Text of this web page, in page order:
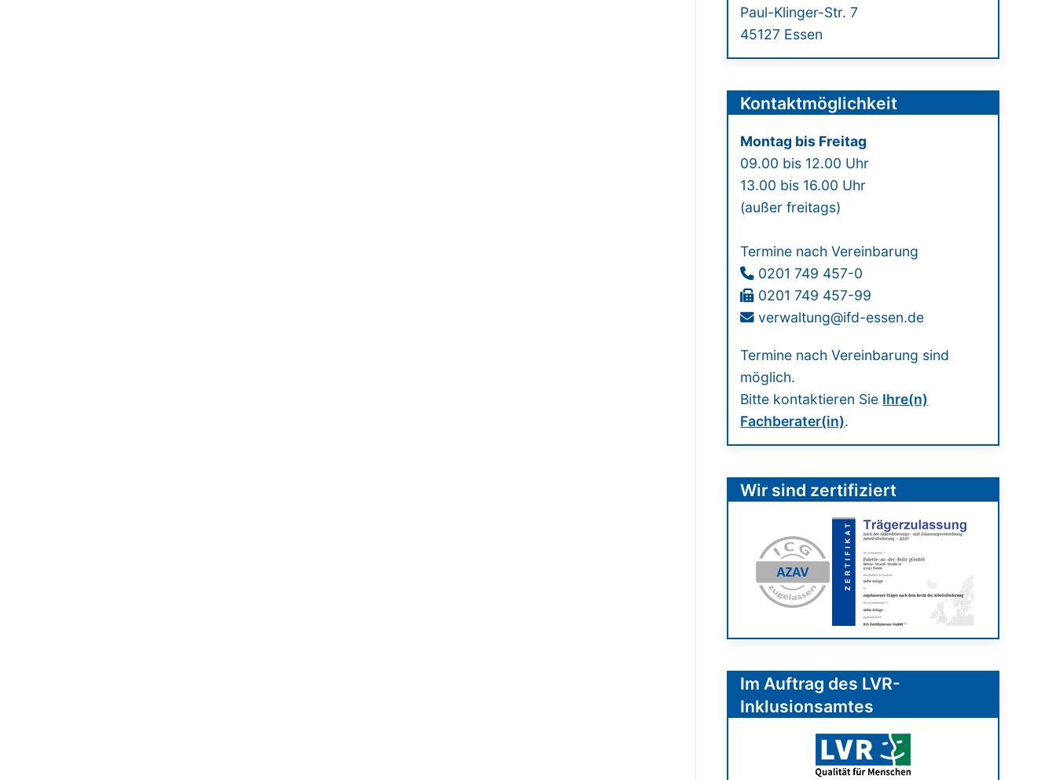
Paul-Klinger-Str. 7
45127 Essen
Kontaktmöglichkeit
Montag bis Freitag
09.00 bis 12.00 Uhr
13.00 bis 16.00 Uhr
(außer freitags)
Termine nach Vereinbarung
0201 749 457-0
0201 749 457-99
verwaltung@ifd-essen.de
Termine nach Vereinbarung sind
möglich.
Bitte kontaktieren Sie Ihre(n)
Fachberater(in).
Wir sind zertifiziert
Im Auftrag des LVR-
Inklusionsamtes